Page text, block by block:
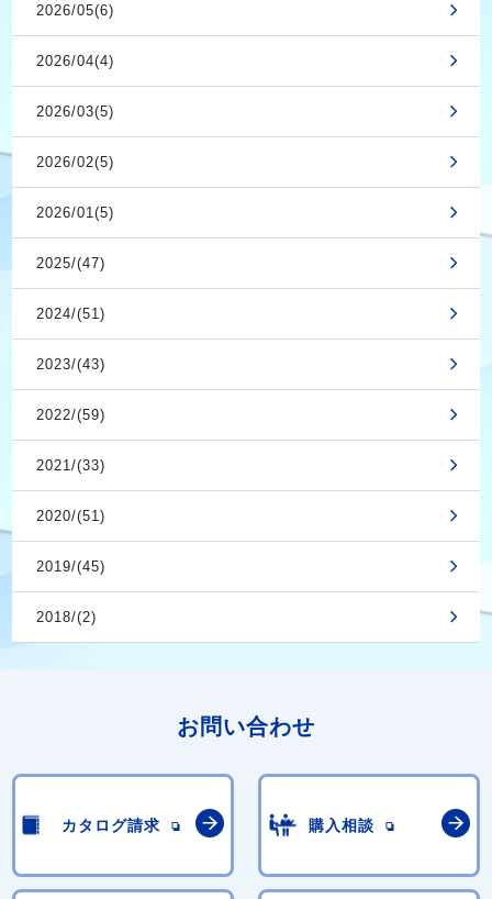
2026/05(6)
2026/04(4)
2026/03(5)
2026/02(5)
2026/01(5)
2025/(47)
2024/(51)
2023/(43)
2022/(59)
2021/(33)
2020/(51)
2019/(45)
2018/(2)
お問い合わせ
カタログ請求 購入相談